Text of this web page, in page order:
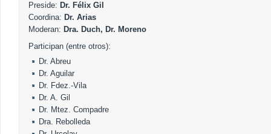
Preside: Dr. Félix Gil
Coordina: Dr. Arias
Moderan: Dra. Duch, Dr. Moreno
Participan (entre otros):
Dr. Abreu
Dr. Aguilar
Dr. Fdez.-Vila
Dr. A. Gil
Dr. Mtez. Compadre
Dra. Rebolleda